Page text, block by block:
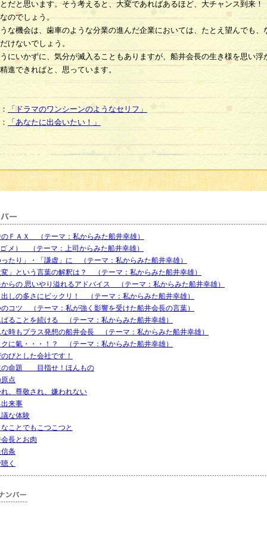
だと思います。そう考えると、大変であればあるほど、大チャンス到来
のでしょう。
機会は、歯車のような分業の進んだ企業においては、たとえ望んでも、
けないでしょう。
いかずに、気分が滅入ることもありますが、船井会長の生き様を思い浮
進できればと、思っています。
「ドラマのワンシーンのようなセリフ」
「あなたに出会いたい！」
ＦＡＸ （テーマ：私からみた船井幸雄）
メ） （テーマ：上司からみた船井幸雄）
たり」・「謙虚」に （テーマ：私からみた船井幸雄）
」という言葉の解釈は？ （テーマ：私からみた船井幸雄）
らの 思いやり溢れるアドバイス （テーマ：私からみた船井幸雄）
しの多さにビックリ！ （テーマ：私からみた船井幸雄）
コツ （テーマ：私が強く影響を受けた船井会長の言葉）
ることを続ける （テーマ：私からみた船井幸雄）
時もプラス発想の船井会長 （テーマ：私からみた船井幸雄）
に氣・・・！？ （テーマ：私からみた船井幸雄）
びとした会社です！
の命題 目指せ！ほんもの
点
、尊敬され、嫌われない
来事
な体験
ことでもこつこつと
長とお肉
条
く